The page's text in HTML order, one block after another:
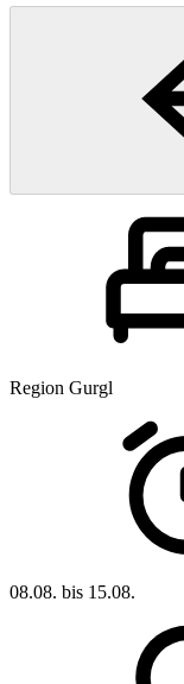
Region Gurgl
08.08. bis 15.08.